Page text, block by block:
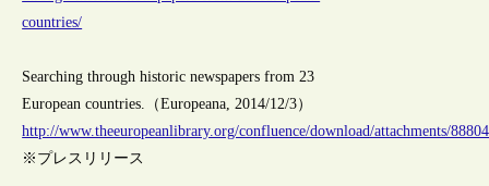
countries/
Searching through historic newspapers from 23
European countries.（Europeana, 2014/12/3）
http://www.theeuropeanlibrary.org/confluence/download/attachments/
※プレスリリース